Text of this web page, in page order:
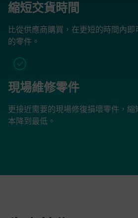
縮短交貨時間
比從供應商購買，在更短的時間內
的零件。
現場維修零件
更接近需要的現場修復損壞零件，
本降到最低。